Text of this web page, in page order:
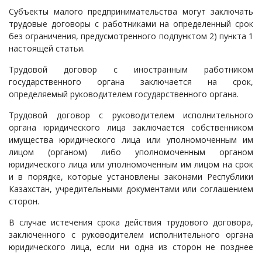
Субъекты малого предпринимательства могут заключать
трудовые договоры с работниками на определенный срок
без ограничения, предусмотренного подпунктом 2) пункта 1
настоящей статьи.
Трудовой договор с иностранным работником
государственного органа заключается на срок,
определяемый руководителем государственного органа.
Трудовой договор с руководителем исполнительного
органа юридического лица заключается собственником
имущества юридического лица или уполномоченным им
лицом (органом) либо уполномоченным органом
юридического лица или уполномоченным им лицом на срок
и в порядке, которые установлены законами Республики
Казахстан, учредительными документами или соглашением
сторон.
В случае истечения срока действия трудового договора,
заключенного с руководителем исполнительного органа
юридического лица, если ни одна из сторон не позднее